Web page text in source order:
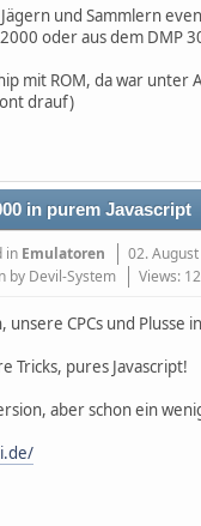
und Sammlern
oder aus dem DMP
mit ROM, da war unter
drauf)
in purem Javascript
in Emulatoren
02.
by Devil-System
Views:
CPCs und Plusse
Tricks, pures Javascript!
aber schon ein